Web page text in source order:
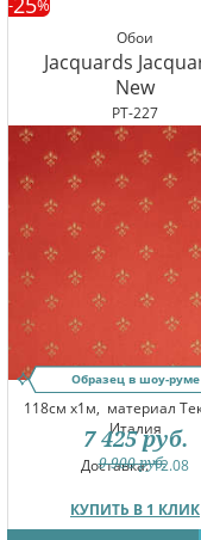
Обои
Jacquards
New
PT-227
Образец в шоу-руме
118см x1м, материал
Италия
Доставка:12.08
КУПИТЬ В 1 КЛИК
9 900руб.
7 425 руб.